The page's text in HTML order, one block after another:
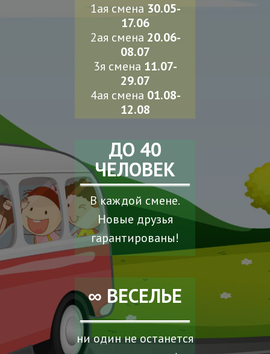
1ая смена 30.05-
17.06
2ая смена 20.06-
08.07
3я смена 11.07-
29.07
4ая смена 01.08-
12.08
ДО 40
ЧЕЛОВЕК
В каждой смене.
Новые друзья
гарантированы!
∞ ВЕСЕЛЬЕ
ни один не останется